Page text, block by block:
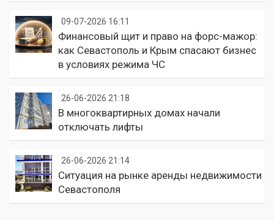
09-07-2026 16:11
Финансовый щит и право на форс-мажор:
как Севастополь и Крым спасают бизнес
в условиях режима ЧС
26-06-2026 21:18
В многоквартирных домах начали
отключать лифты
26-06-2026 21:14
Ситуация на рынке аренды недвижимости
Севастополя